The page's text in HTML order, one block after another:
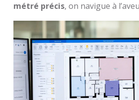
métré précis, on navigue à